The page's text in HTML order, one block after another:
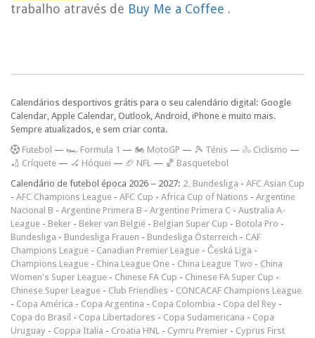
trabalho através de Buy Me a Coffee .
Calendários desportivos grátis para o seu calendário digital: Google
Calendar, Apple Calendar, Outlook, Android, iPhone e muito mais.
Sempre atualizados, e sem criar conta.
Futebol — 🏎️ Formula 1 — 🏍 MotoGP — 🎾 Ténis — 🚴 Ciclismo —
🏏 Críquete — 🏑 Hóquei — 🏈 NFL — 🏀 Basquetebol
Calendário de futebol época 2026 – 2027: 2. Bundesliga - AFC Asian Cup
- AFC Champions League - AFC Cup - Africa Cup of Nations - Argentine
Nacional B - Argentine Primera B - Argentine Primera C - Australia A-
League - Beker - Beker van België - Belgian Super Cup - Botola Pro -
Bundesliga - Bundesliga Frauen - Bundesliga Österreich - CAF
Champions League - Canadian Premier League - Česká Liga -
Champions League - China League One - China League Two - China
Women's Super League - Chinese FA Cup - Chinese FA Super Cup -
Chinese Super League - Club Friendlies - CONCACAF Champions League
- Copa América - Copa Argentina - Copa Colombia - Copa del Rey -
Copa do Brasil - Copa Libertadores - Copa Sudamericana - Copa
Uruguay - Coppa Italia - Croatia HNL - Cymru Premier - Cyprus First